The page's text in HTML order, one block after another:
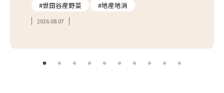
#世田谷産野菜
#地産地消
2026.08.07